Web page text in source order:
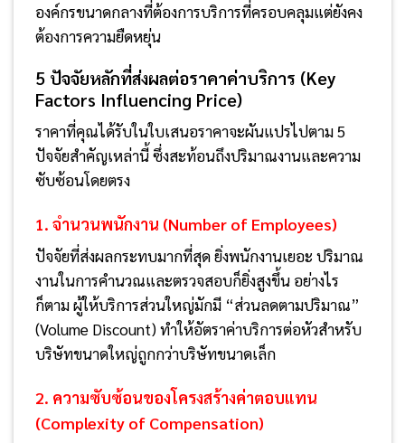
องค์กรขนาดกลางที่ต้องการบริการที่ครอบคลุมแต่ยังคง
ต้องการความยืดหยุ่น
5 ปัจจัยหลักที่ส่งผลต่อราคาค่าบริการ (Key
Factors Influencing Price)
ราคาที่คุณได้รับในใบเสนอราคาจะผันแปรไปตาม 5
ปัจจัยสำคัญเหล่านี้ ซึ่งสะท้อนถึงปริมาณงานและความ
ซับซ้อนโดยตรง
1. จำนวนพนักงาน (Number of Employees)
ปัจจัยที่ส่งผลกระทบมากที่สุด ยิ่งพนักงานเยอะ ปริมาณ
งานในการคำนวณและตรวจสอบก็ยิ่งสูงขึ้น อย่างไร
ก็ตาม ผู้ให้บริการส่วนใหญ่มักมี “ส่วนลดตามปริมาณ”
(Volume Discount) ทำให้อัตราค่าบริการต่อหัวสำหรับ
บริษัทขนาดใหญ่ถูกกว่าบริษัทขนาดเล็ก
2. ความซับซ้อนของโครงสร้างค่าตอบแทน
(Complexity of Compensation)